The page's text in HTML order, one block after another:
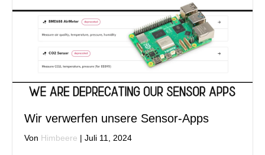
Wir verwerfen unsere Sensor-Apps
Von Himbeere | Juli 11, 2024